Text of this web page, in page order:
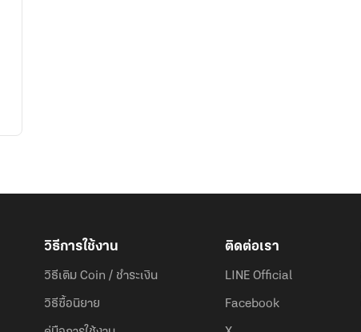
วิธีการใช้งาน
วิธีเติม Coin / ชำระเงิน
วิธีซื้อนิยาย
ติดต่อเรา
LINE Official
Facebook